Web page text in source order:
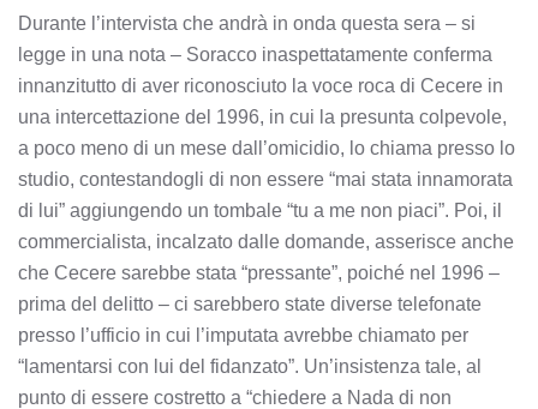
Durante l’intervista che andrà in onda questa sera – si
legge in una nota – Soracco inaspettatamente conferma
innanzitutto di aver riconosciuto la voce roca di Cecere in
una intercettazione del 1996, in cui la presunta colpevole,
a poco meno di un mese dall’omicidio, lo chiama presso lo
studio, contestandogli di non essere “mai stata innamorata
di lui” aggiungendo un tombale “tu a me non piaci”. Poi, il
commercialista, incalzato dalle domande, asserisce anche
che Cecere sarebbe stata “pressante”, poiché nel 1996 –
prima del delitto – ci sarebbero state diverse telefonate
presso l’ufficio in cui l’imputata avrebbe chiamato per
“lamentarsi con lui del fidanzato”. Un’insistenza tale, al
punto di essere costretto a “chiedere a Nada di non